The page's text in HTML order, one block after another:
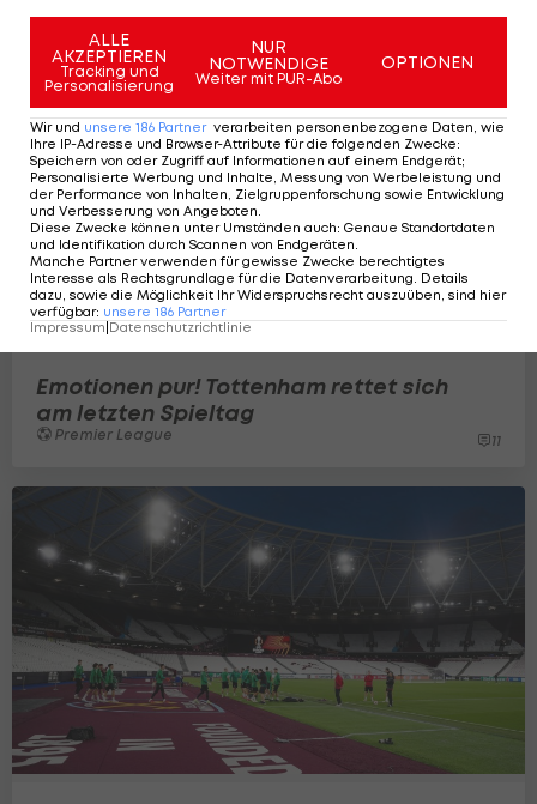
Emotionen pur! Tottenham rettet sich
am letzten Spieltag
Premier League 11
ALLE
AKZEPTIEREN
Tracking und
Personalisierung
NUR
NOTWENDIGE
Weiter mit PUR-Abo
OPTIONEN
Wir und unsere 186 Partner verarbeiten personenbezogene Daten, wie
Ihre IP-Adresse und Browser-Attribute für die folgenden Zwecke:
Speichern von oder Zugriff auf Informationen auf einem Endgerät;
Personalisierte Werbung und Inhalte, Messung von Werbeleistung und
der Performance von Inhalten, Zielgruppenforschung sowie Entwicklung
und Verbesserung von Angeboten.
Diese Zwecke können unter Umständen auch: Genaue Standortdaten
und Identifikation durch Scannen von Endgeräten.
Manche Partner verwenden für gewisse Zwecke berechtigtes
Interesse als Rechtsgrundlage für die Datenverarbeitung. Details
dazu, sowie die Möglichkeit Ihr Widerspruchsrecht auszuüben, sind hier
verfügbar: unsere 186 Partner
Impressum Datenschutzrichtlinie